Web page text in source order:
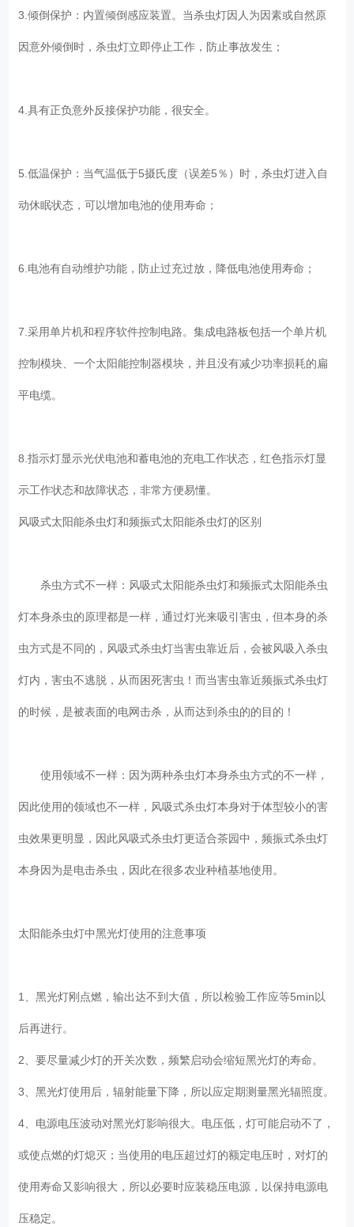
3.倾倒保护：内置倾倒感应装置。当杀虫灯因人为因素或自然原
因意外倾倒时，杀虫灯立即停止工作，防止事故发生；
4.具有正负意外反接保护功能，很安全。
5.低温保护：当气温低于5摄氏度（误差5％）时，杀虫灯进入自
动休眠状态，可以增加电池的使用寿命；
6.电池有自动维护功能，防止过充过放，降低电池使用寿命；
7.采用单片机和程序软件控制电路。集成电路板包括一个单片机
控制模块、一个太阳能控制器模块，并且没有减少功率损耗的扁
平电缆。
8.指示灯显示光伏电池和蓄电池的充电工作状态，红色指示灯显
示工作状态和故障状态，非常方便易懂。
风吸式太阳能杀虫灯和频振式太阳能杀虫灯的区别
杀虫方式不一样：风吸式太阳能杀虫灯和频振式太阳能杀虫
灯本身杀虫的原理都是一样，通过灯光来吸引害虫，但本身的杀
虫方式是不同的，风吸式杀虫灯当害虫靠近后，会被风吸入杀虫
灯内，害虫不逃脱，从而困死害虫！而当害虫靠近频振式杀虫灯
的时候，是被表面的电网击杀，从而达到杀虫的的目的！
使用领域不一样：因为两种杀虫灯本身杀虫方式的不一样，
因此使用的领域也不一样，风吸式杀虫灯本身对于体型较小的害
虫效果更明显，因此风吸式杀虫灯更适合茶园中，频振式杀虫灯
本身因为是电击杀虫，因此在很多农业种植基地使用。
太阳能杀虫灯中黑光灯使用的注意事项
1、黑光灯刚点燃，输出达不到大值，所以检验工作应等5min以
后再进行。
2、要尽量减少灯的开关次数，频繁启动会缩短黑光灯的寿命。
3、黑光灯使用后，辐射能量下降，所以应定期测量黑光辐照度。
4、电源电压波动对黑光灯影响很大。电压低，灯可能启动不了，
或使点燃的灯熄灭；当使用的电压超过灯的额定电压时，对灯的
使用寿命又影响很大，所以必要时应装稳压电源，以保持电源电
压稳定。